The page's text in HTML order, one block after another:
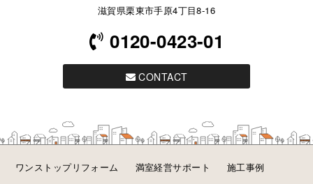
滋賀県栗東市手原4丁目8-16
0120-0423-01
CONTACT
ワンストップリフォーム 満室経営サポート
施工事例